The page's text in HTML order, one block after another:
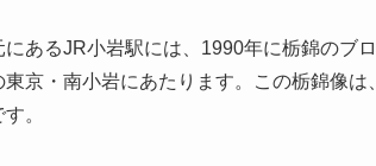
あるJR小岩駅には、1990年に栃錦のブ
京・南小岩にあたります。この栃錦像
。